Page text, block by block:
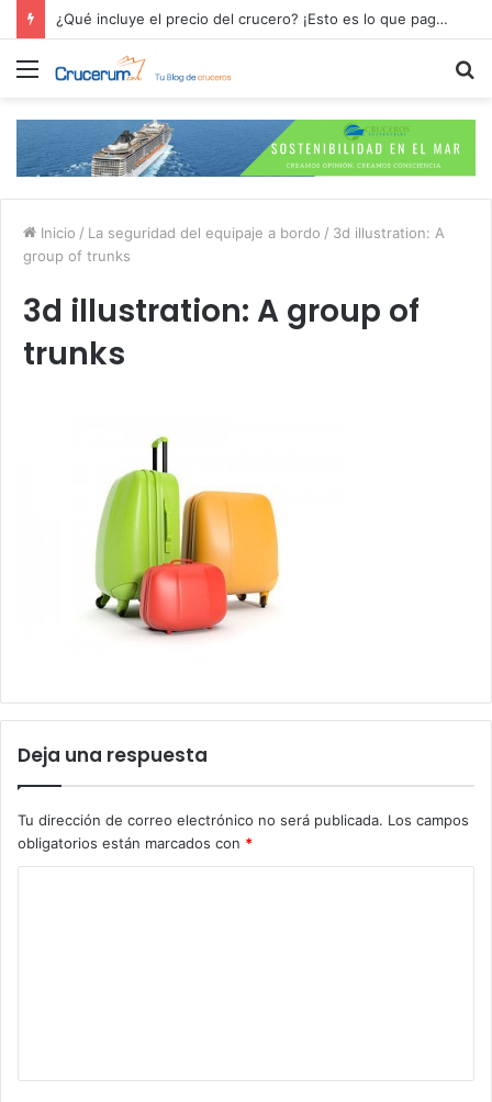
¿Qué incluye el precio del crucero? ¡Esto es lo que pagas por tu aventura en alta mar!
Menú
Inicio / La seguridad del equipaje a bordo / 3d illustration: A
group of trunks
3d illustration: A group of
trunks
Deja una respuesta
Tu dirección de correo electrónico no será publicada. Los campos
obligatorios están marcados con *
a